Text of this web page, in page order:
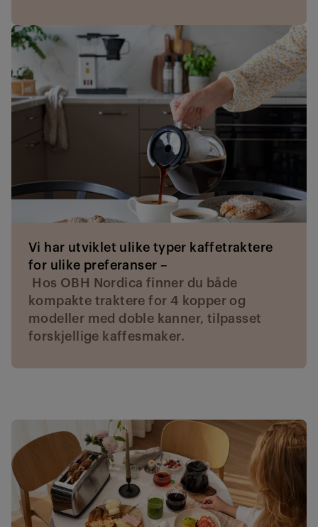
Vi har utviklet ulike typer kaffetraktere
for ulike preferanser –
Hos OBH Nordica finner du både
kompakte traktere for 4 kopper og
modeller med doble kanner, tilpasset
forskjellige kaffesmaker.